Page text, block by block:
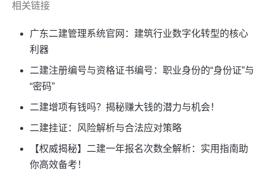
相关链接
广东二建管理系统官网：建筑行业数字化转型的核心
利器
二建注册编号与资格证书编号：职业身份的“身份证”与
“密码”
二建增项有钱吗？揭秘赚大钱的潜力与机会！
二建挂证：风险解析与合法应对策略
【权威揭秘】二建一年报名次数全解析：实用指南助
你高效备考！